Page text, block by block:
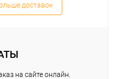
доставок
на сайте онлайн.